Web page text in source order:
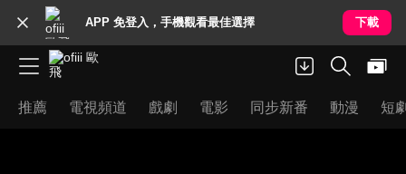
APP 免登入，手機觀看最佳選擇 下載
推薦 電視頻道 戲劇 電影 同步新番 動漫 短